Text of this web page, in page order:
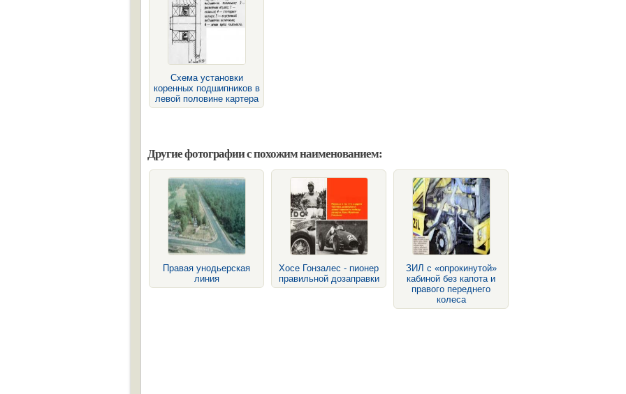
Схема установки
коренных подшипников в
левой половине картера
Другие фотографии с похожим наименованием:
Правая унодьерская
линия
Хосе Гонзалес - пионер
правильной дозаправки
ЗИЛ с «опрокинутой»
кабиной без капота и
правого переднего
колеса